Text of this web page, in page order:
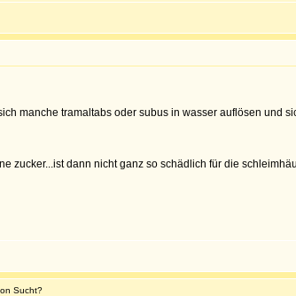
manche tramaltabs oder subus in wasser auflösen und
zucker...ist dann nicht ganz so schädlich für die
Sucht?